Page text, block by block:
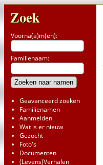
Zoek
Voorna(a)m(en):
Familienaam:
Geavanceerd zoeken
Familienamen
Aanmelden
Wat is er nieuw
Gezocht
Foto's
Documenten
(Levens)Verhalen